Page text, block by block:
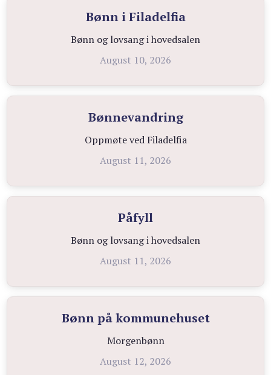
Bønn i Filadelfia
Bønn og lovsang i hovedsalen
August 10, 2026
Bønnevandring
Oppmøte ved Filadelfia
August 11, 2026
Påfyll
Bønn og lovsang i hovedsalen
August 11, 2026
Bønn på kommunehuset
Morgenbønn
August 12, 2026